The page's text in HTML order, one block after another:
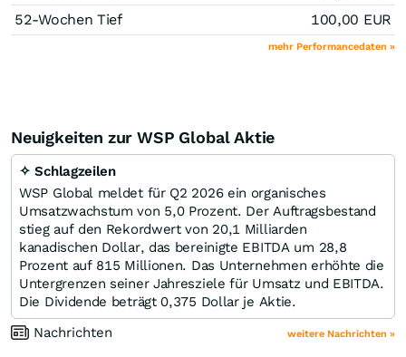
52-Wochen Tief
100,00 EUR
mehr Performancedaten »
Neuigkeiten zur WSP Global Aktie
✧ Schlagzeilen
WSP Global meldet für Q2 2026 ein organisches
Umsatzwachstum von 5,0 Prozent. Der Auftragsbestand
stieg auf den Rekordwert von 20,1 Milliarden
kanadischen Dollar, das bereinigte EBITDA um 28,8
Prozent auf 815 Millionen. Das Unternehmen erhöhte die
Untergrenzen seiner Jahresziele für Umsatz und EBITDA.
Die Dividende beträgt 0,375 Dollar je Aktie.
Nachrichten
weitere Nachrichten »